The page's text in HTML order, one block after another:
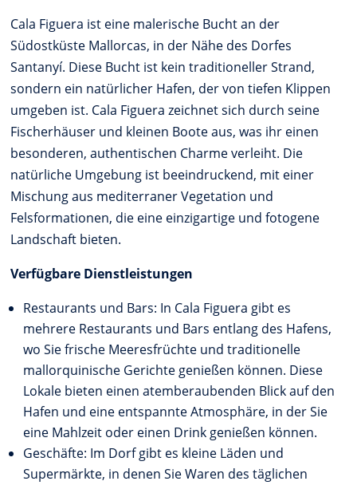
Cala Figuera ist eine malerische Bucht an der
Südostküste Mallorcas, in der Nähe des Dorfes
Santanyí. Diese Bucht ist kein traditioneller Strand,
sondern ein natürlicher Hafen, der von tiefen Klippen
umgeben ist. Cala Figuera zeichnet sich durch seine
Fischerhäuser und kleinen Boote aus, was ihr einen
besonderen, authentischen Charme verleiht. Die
natürliche Umgebung ist beeindruckend, mit einer
Mischung aus mediterraner Vegetation und
Felsformationen, die eine einzigartige und fotogene
Landschaft bieten.
Verfügbare Dienstleistungen
Restaurants und Bars: In Cala Figuera gibt es
mehrere Restaurants und Bars entlang des Hafens,
wo Sie frische Meeresfrüchte und traditionelle
mallorquinische Gerichte genießen können. Diese
Lokale bieten einen atemberaubenden Blick auf den
Hafen und eine entspannte Atmosphäre, in der Sie
eine Mahlzeit oder einen Drink genießen können.
Geschäfte: Im Dorf gibt es kleine Läden und
Supermärkte, in denen Sie Waren des täglichen